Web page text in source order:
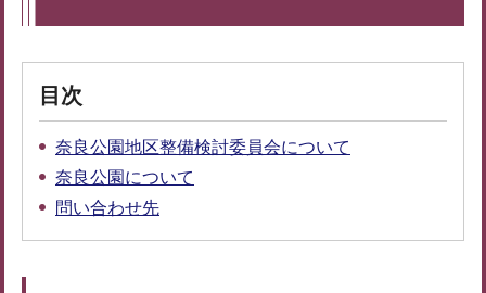
目次
奈良公園地区整備検討委員会について
奈良公園について
問い合わせ先